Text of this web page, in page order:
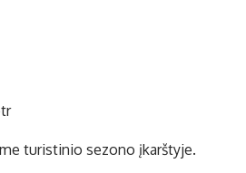
tu­ris­ti­nio se­zo­no įkarš­ty­je.